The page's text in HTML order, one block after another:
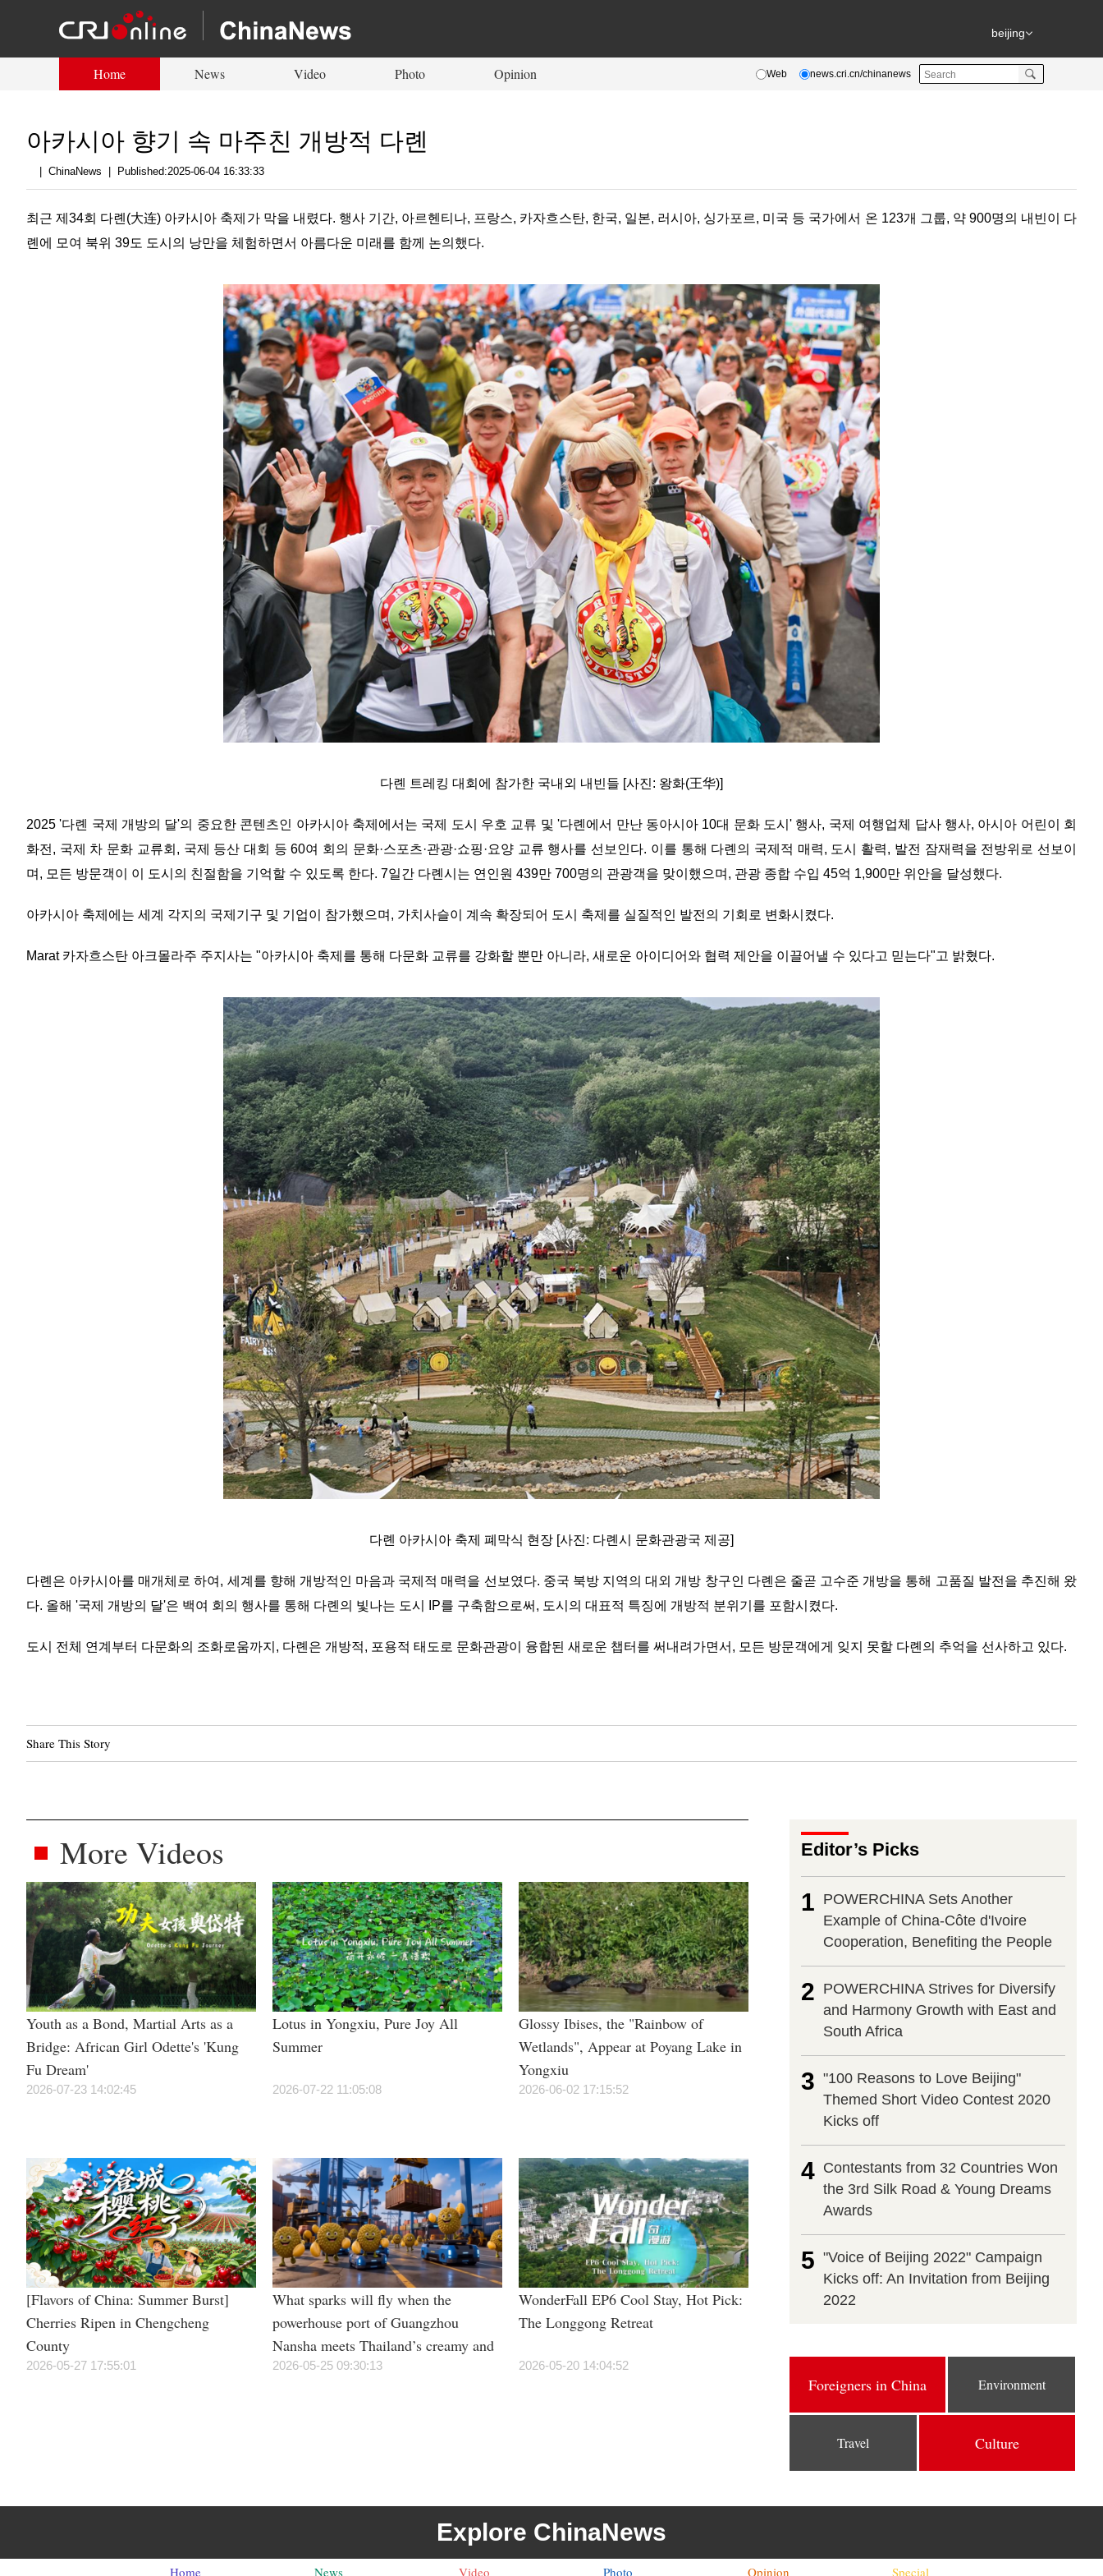
beijing
Home News Video Photo Opinion Web news.cri.cn/chinanews
아카시아 향기 속 마주친 개방적 다롄
ChinaNews Published:2025-06-04 16:33:33
최근 제34회 다롄(大连) 아카시아 축제가 막을 내렸다. 행사 기간, 아르헨티나, 프랑스, 카자흐스탄, 한국, 일본, 러시아, 싱가포르, 미국 등 국가에서 온 123개 그룹, 약 900명의 내빈이 다
롄에 모여 북위 39도 도시의 낭만을 체험하면서 아름다운 미래를 함께 논의했다.
다롄 트레킹 대회에 참가한 국내외 내빈들 [사진: 왕화(王华)]
2025 '다롄 국제 개방의 달'의 중요한 콘텐츠인 아카시아 축제에서는 국제 도시 우호 교류 및 '다롄에서 만난 동아시아 10대 문화 도시' 행사, 국제 여행업체 답사 행사, 아시아 어린이 회
화전, 국제 차 문화 교류회, 국제 등산 대회 등 60여 회의 문화·스포츠·관광·쇼핑·요양 교류 행사를 선보인다. 이를 통해 다롄의 국제적 매력, 도시 활력, 발전 잠재력을 전방위로 선보이
며, 모든 방문객이 이 도시의 친절함을 기억할 수 있도록 한다. 7일간 다롄시는 연인원 439만 700명의 관광객을 맞이했으며, 관광 종합 수입 45억 1,900만 위안을 달성했다.
아카시아 축제에는 세계 각지의 국제기구 및 기업이 참가했으며, 가치사슬이 계속 확장되어 도시 축제를 실질적인 발전의 기회로 변화시켰다.
Marat 카자흐스탄 아크몰라주 주지사는 "아카시아 축제를 통해 다문화 교류를 강화할 뿐만 아니라, 새로운 아이디어와 협력 제안을 이끌어낼 수 있다고 믿는다"고 밝혔다.
다롄 아카시아 축제 폐막식 현장 [사진: 다롄시 문화관광국 제공]
다롄은 아카시아를 매개체로 하여, 세계를 향해 개방적인 마음과 국제적 매력을 선보였다. 중국 북방 지역의 대외 개방 창구인 다롄은 줄곧 고수준 개방을 통해 고품질 발전을 추진해 왔
다. 올해 '국제 개방의 달'은 백여 회의 행사를 통해 다롄의 빛나는 도시 IP를 구축함으로써, 도시의 대표적 특징에 개방적 분위기를 포함시켰다.
도시 전체 연계부터 다문화의 조화로움까지, 다롄은 개방적, 포용적 태도로 문화관광이 융합된 새로운 챕터를 써내려가면서, 모든 방문객에게 잊지 못할 다롄의 추억을 선사하고 있다.
Share This Story
More Videos
Youth as a Bond, Martial Arts as a
Bridge: African Girl Odette's 'Kung
Fu Dream'
2026-07-23 14:02:45
Lotus in Yongxiu, Pure Joy All
Summer
2026-07-22 11:05:08
Glossy Ibises, the "Rainbow of
Wetlands", Appear at Poyang Lake in
Yongxiu
2026-06-02 17:15:52
[Flavors of China: Summer Burst]
Cherries Ripen in Chengcheng
County
2026-05-27 17:55:01
What sparks will fly when the
powerhouse port of Guangzhou
Nansha meets Thailand’s creamy and
irresistible “durian students”?
2026-05-25 09:30:13
WonderFall EP6 Cool Stay, Hot Pick:
The Longgong Retreat
2026-05-20 14:04:52
Editor’s Picks
1 POWERCHINA Sets Another
Example of China-Côte d'Ivoire
Cooperation, Benefiting the People
2 POWERCHINA Strives for Diversify
and Harmony Growth with East and
South Africa
3 "100 Reasons to Love Beijing"
Themed Short Video Contest 2020
Kicks off
4 Contestants from 32 Countries Won
the 3rd Silk Road & Young Dreams
Awards
5 "Voice of Beijing 2022" Campaign
Kicks off: An Invitation from Beijing
2022
Foreigners in China Environment
Travel Culture
Explore ChinaNews
Home News Video Photo Opinion Special